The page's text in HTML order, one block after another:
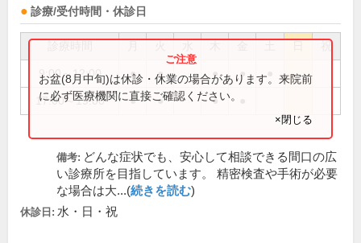
診療/受付時間・休診日
祝
9:00～12:00 ● ● ● ●
17:00～19:00 ● ● ●
お盆(8月中旬)は休診・休業の場合があります。来院前
に必ず医療機関に直接ご確認ください。
×閉じる
備考: どんな症状でも、安心して相談できる間口の広
い診療所を目指しています。 精密検査や手術が必要
な場合は大...(続きを読む)
休診日: 水・日・祝